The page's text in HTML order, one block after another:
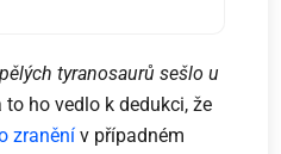
tyranosaurů sešlo u
to ho vedlo k dedukci, že
zranění v případném